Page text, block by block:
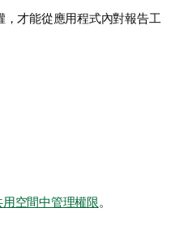
，才能從應用程式內對報告工
用空間中管理權限。